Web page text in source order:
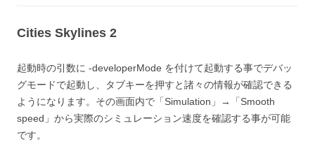
Cities Skylines 2
起動時の引数に -developerMode を付けて起動する事でデバッ
グモードで起動し、タブキーを押すと諸々の情報が確認できる
ようになります。その画面内で「Simulation」→「Smooth
speed」から実際のシミュレーション速度を確認する事が可能
です。